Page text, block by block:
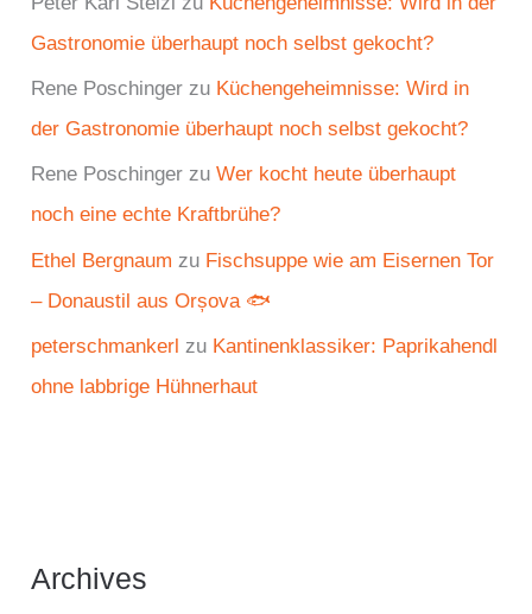
Gastronomie überhaupt noch selbst gekocht?
Rene Poschinger zu Küchengeheimnisse: Wird in
der Gastronomie überhaupt noch selbst gekocht?
Rene Poschinger zuWer kocht heute überhaupt
noch eine echte Kraftbrühe?
Ethel Bergnaum zu Fischsuppe wie am Eisernen Tor
– Donaustil aus Orșova 🐟
peterschmankerl zu Kantinenklassiker: Paprikahendl
ohne labbrige Hühnerhaut
Archives